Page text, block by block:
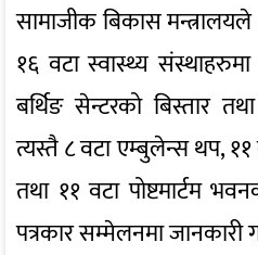
सामाजीक बिकास
१६ वटा स्वास्थ्य
बर्थिङ सेन्टरको बिस्तार
त्यस्तै ८ वटा एम्बुलेन्स थप, ११
तथा ११ वटा पोष्टमार्टम
पत्रकार सम्मेलनमा जानकारी